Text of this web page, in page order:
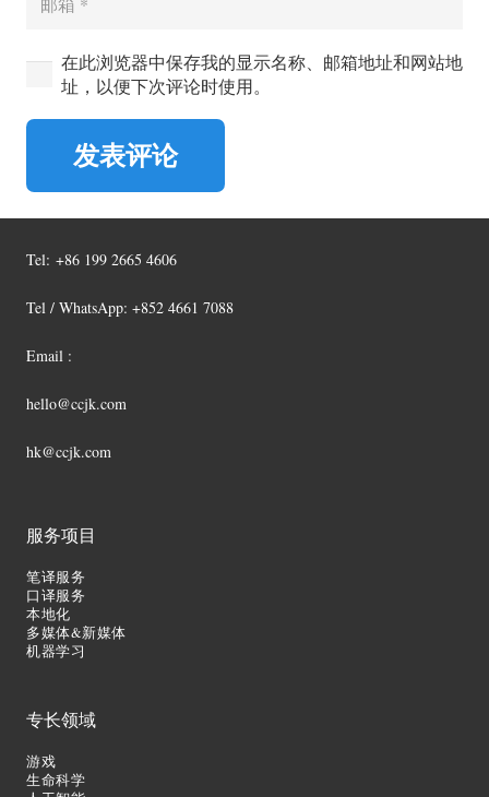
在此浏览器中保存我的显示名称、邮箱地址和网站地
址，以便下次评论时使用。
发表评论
Tel: +86 199 2665 4606
Tel / WhatsApp: +852 4661 7088
Email :
hello@ccjk.com
hk@ccjk.com
服务项目
笔译服务
口译服务
本地化
多媒体&新媒体
机器学习
专长领域
游戏
生命科学